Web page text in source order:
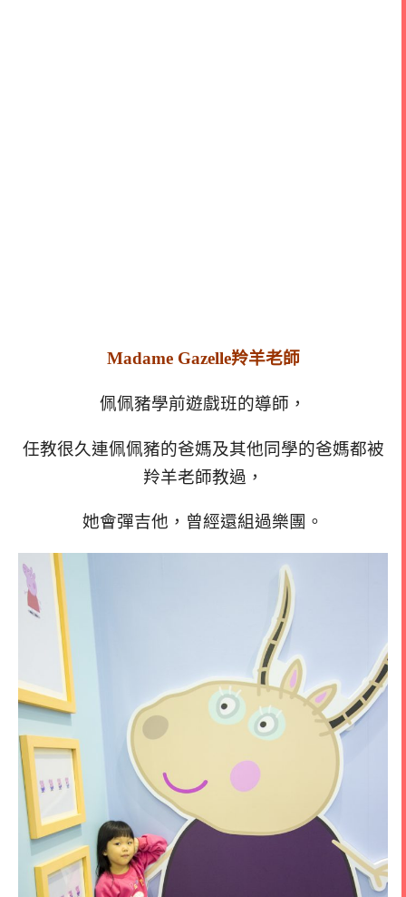
Madame Gazelle羚羊老師
佩佩豬學前遊戲班的導師，
任教很久連佩佩豬的爸媽及其他同學的爸媽都被
羚羊老師教過，
她會彈吉他，曾經還組過樂團。